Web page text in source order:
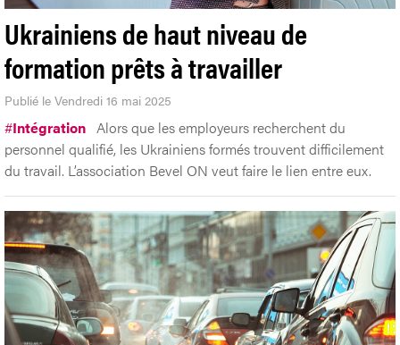
Ukrainiens de haut niveau de
formation prêts à travailler
Publié le Vendredi 16 mai 2025
#Intégration Alors que les employeurs recherchent du
personnel qualifié, les Ukrainiens formés trouvent difficilement
du travail. L’association Bevel ON veut faire le lien entre eux.